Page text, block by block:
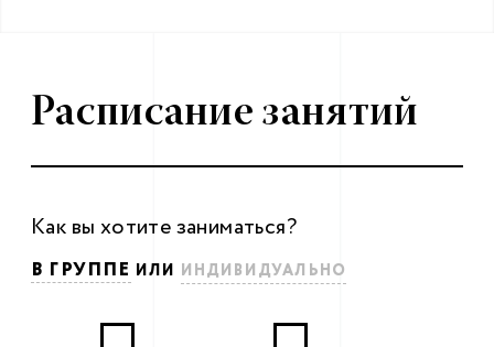
Расписание занятий
Как вы хотите заниматься?
В ГРУППЕ ИЛИ ИНДИВИДУАЛЬНО